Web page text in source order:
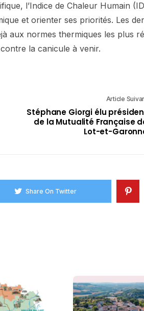
l’Indice de Chaleur Humain
et orienter ses priorités. Les
aux normes thermiques les plus
la canicule à venir.
Article
Stéphane Giorgi élu
de la Mutualité Française
Lot-et-
Share On Twitter